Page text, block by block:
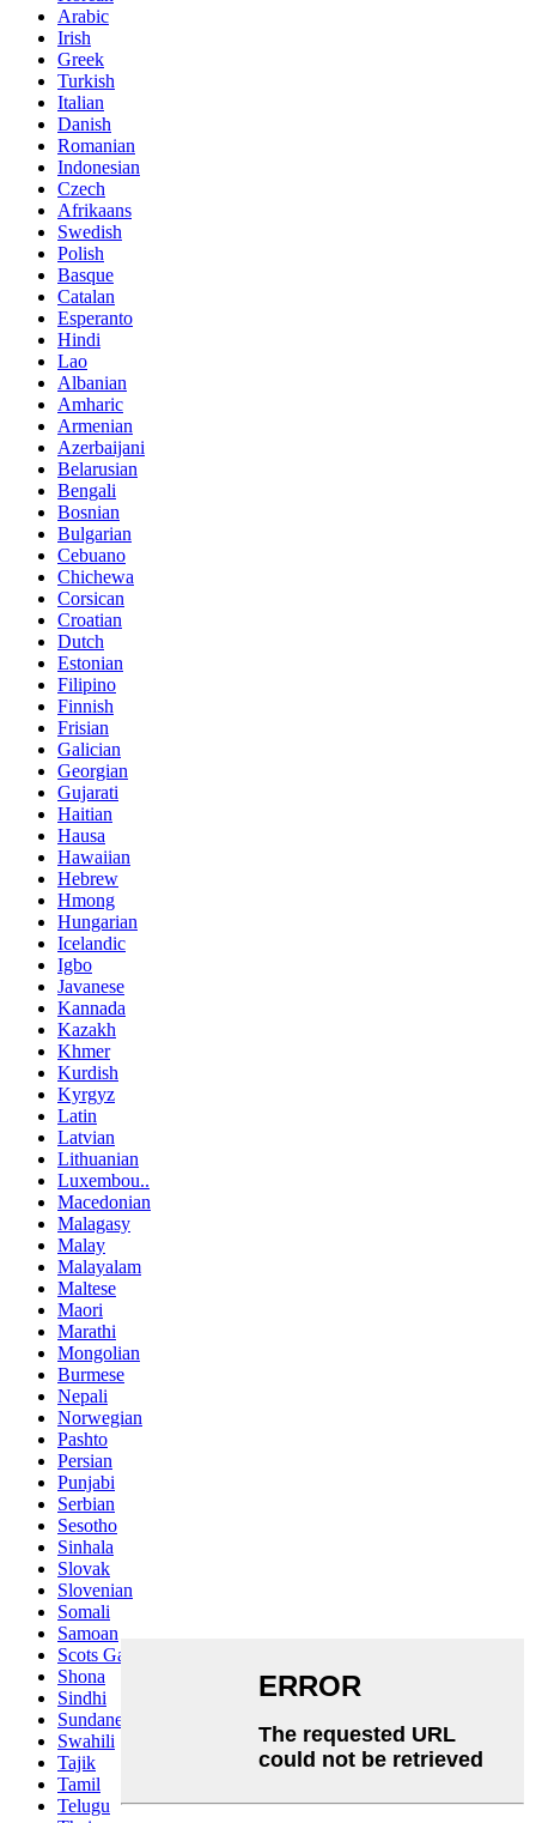
Arabic
Irish
Greek
Turkish
Italian
Danish
Romanian
Indonesian
Czech
Afrikaans
Swedish
Polish
Basque
Catalan
Esperanto
Hindi
Lao
Albanian
Amharic
Armenian
Azerbaijani
Belarusian
Bengali
Bosnian
Bulgarian
Cebuano
Chichewa
Corsican
Croatian
Dutch
Estonian
Filipino
Finnish
Frisian
Galician
Georgian
Gujarati
Haitian
Hausa
Hawaiian
Hebrew
Hmong
Hungarian
Icelandic
Igbo
Javanese
Kannada
Kazakh
Khmer
Kurdish
Kyrgyz
Latin
Latvian
Lithuanian
Luxembou..
Macedonian
Malagasy
Malay
Malayalam
Maltese
Maori
Marathi
Mongolian
Burmese
Nepali
Norwegian
Pashto
Persian
Punjabi
Serbian
Sesotho
Sinhala
Slovak
Slovenian
Somali
Samoan
Scots Gaelic
Shona
Sindhi
Sundanese
Swahili
Tajik
Tamil
Telugu